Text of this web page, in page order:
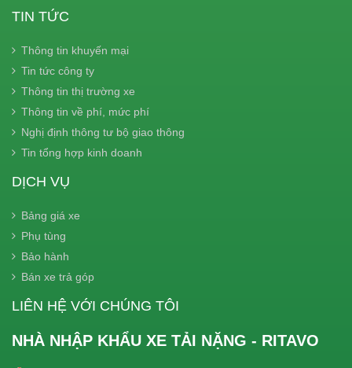
TIN TỨC
Thông tin khuyến mại
Tin tức công ty
Thông tin thị trường xe
Thông tin về phí, mức phí
Nghị định thông tư bộ giao thông
Tin tổng hợp kinh doanh
DỊCH VỤ
Bảng giá xe
Phụ tùng
Bảo hành
Bán xe trả góp
LIÊN HỆ VỚI CHÚNG TÔI
NHÀ NHẬP KHẨU XE TẢI NẶNG - RITAVO